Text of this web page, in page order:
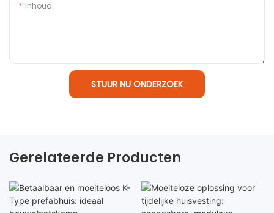
Inhoud
STUUR NU ONDERZOEK
Gerelateerde Producten